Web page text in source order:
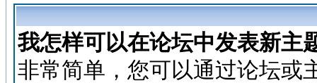
我怎样可以在论坛中发表新主
非常简单，您可以通过论坛或